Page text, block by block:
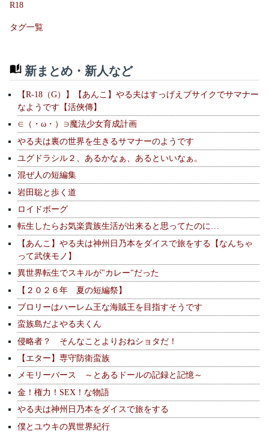
R18
タグ一覧
新まとめ・新人など
【R-18（G）】【あんこ】やる夫はすっげえブサイクでサマナー
なようです【活俠傳】
∈（・ω・）∋魔法少女育成計画
やる夫は裏の世界を生きるサマナーのようです
ユグドラシル２、あるかなぁ、あるといいなぁ。
混ぜ人の短編集
岩田聡と歩く道
ロイドボーグ
転生したらお気楽貴族生活が出来ると思ってたのに…
【あんこ】やる夫は神州日乃本をダイスで旅をする【なんちゃ
って武侠モノ】
異世界転生でスキルが"カレー"だった
【２０２６年 夏の短編祭】
ブロリーはハーレム王な海賊王を目指すそうです
蛮族島だよやる夫くん
侵略者？ そんなことよりおねショタだ！
【エター】専守防衛蛮族
メモリーバース ～とあるドールの記録と記憶～
金！権力！SEX！な物語
やる夫は神州日乃本をダイスで旅をする
僕とユウキの異世界紀行